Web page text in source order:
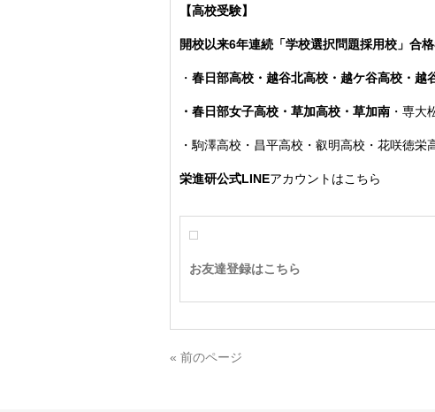
【高校受験】
開校以来6年連続「学校選択問題採用校」合格
・ 春日部高校・越谷北高校・越ケ谷高校・越
・春日部女子高校・草加高校 ・草加南 ・専大
・駒澤高校・昌平高校・叡明高校・花咲徳
栄進研公式LINEアカウントはこちら
お友達登録はこちら
« 前のページ